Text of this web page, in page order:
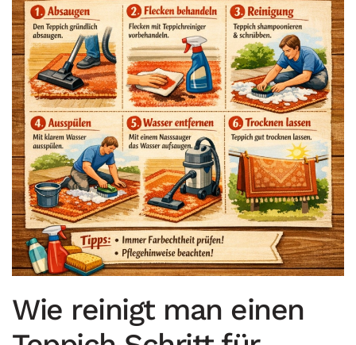
Wie reinigt man einen